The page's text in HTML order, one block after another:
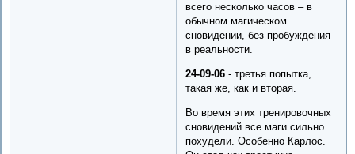
всего несколько часов – в
обычном магическом
сновидении, без пробуждения
в реальности.
24-09-06 - третья попытка,
такая же, как и вторая.
Во время этих тренировочных
сновидений все маги сильно
похудели. Особенно Карлос.